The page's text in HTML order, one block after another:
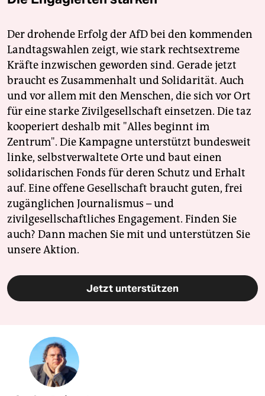
Der drohende Erfolg der AfD bei den kommenden
Landtagswahlen zeigt, wie stark rechtsextreme
Kräfte inzwischen geworden sind. Gerade jetzt
braucht es Zusammenhalt und Solidarität. Auch
und vor allem mit den Menschen, die sich vor Ort
für eine starke Zivilgesellschaft einsetzen. Die taz
kooperiert deshalb mit "Alles beginnt im
Zentrum". Die Kampagne unterstützt bundesweit
linke, selbstverwaltete Orte und baut einen
solidarischen Fonds für deren Schutz und Erhalt
auf. Eine offene Gesellschaft braucht guten, frei
zugänglichen Journalismus – und
zivilgesellschaftliches Engagement. Finden Sie
auch? Dann machen Sie mit und unterstützen Sie
unsere Aktion.
Jetzt unterstützen